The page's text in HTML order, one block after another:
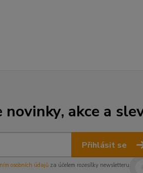
akce a
Přihlásit se
osobních údajůza účelem rozesílky newsletteru.